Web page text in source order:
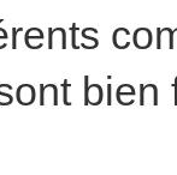
bien